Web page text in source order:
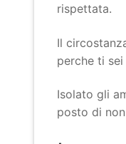
rispettata.
Il
perche ti
Isolato gli
posto di